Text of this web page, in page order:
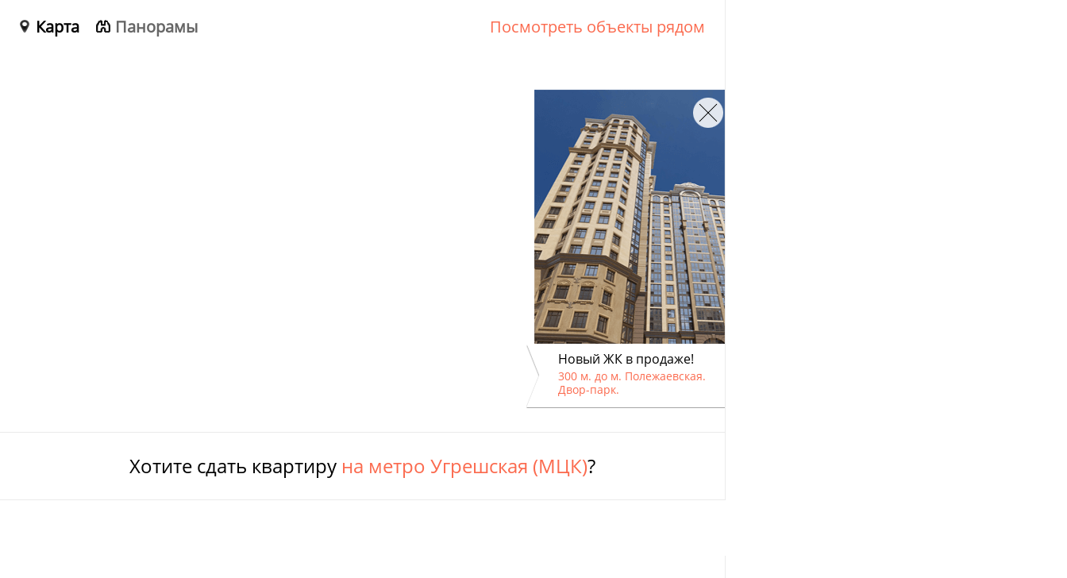
Карта
Панорамы Посмотреть объекты рядом
Новый ЖК в продаже!
300 м. до м. Полежаевская.
Двор-парк.
Хотите сдать квартиру на метро Угрешская (МЦК)?